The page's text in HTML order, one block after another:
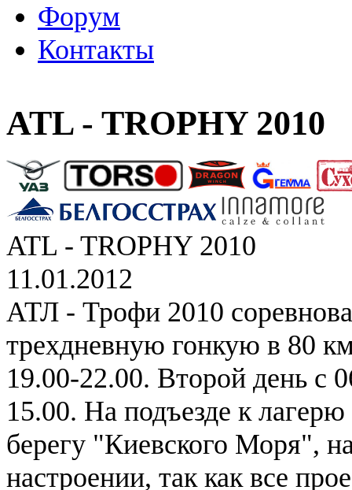
Форум
Контакты
ATL - TROPHY 2010
ATL - TROPHY 2010
11.01.2012
АТЛ - Трофи 2010
трехдневную гонкую в 80
19.00-22.00. Второй день с
15.00. На подъезде к
берегу "Киевского Моря",
настроении, так как все